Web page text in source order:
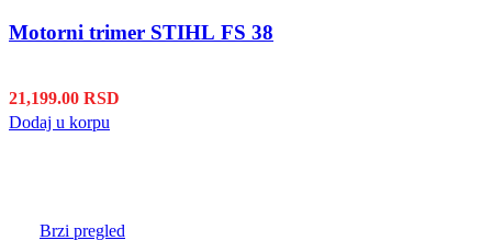
Motorni trimer STIHL FS 38
21,199.00 RSD
Dodaj u korpu
Brzi pregled